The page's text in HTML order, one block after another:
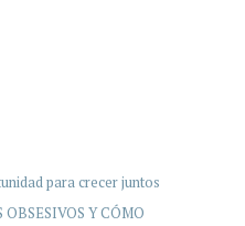
para crecer juntos
Y CÓMO